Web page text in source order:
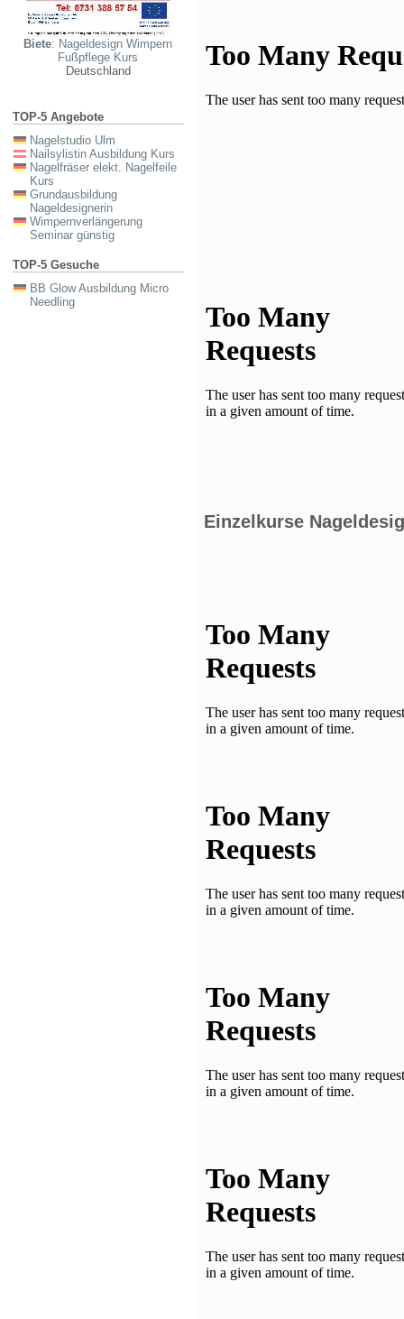
Biete: Nageldesign Wimpern
Fußpflege Kurs
Deutschland
TOP-5 Angebote
Nagelstudio Ulm
Nailsylistin Ausbildung Kurs
Nagelfräser elekt. Nagelfeile
Kurs
Grundausbildung
Nageldesignerin
Wimpernverlängerung
Seminar günstig
TOP-5 Gesuche
BB Glow Ausbildung Micro
Needling
Einzelkurse